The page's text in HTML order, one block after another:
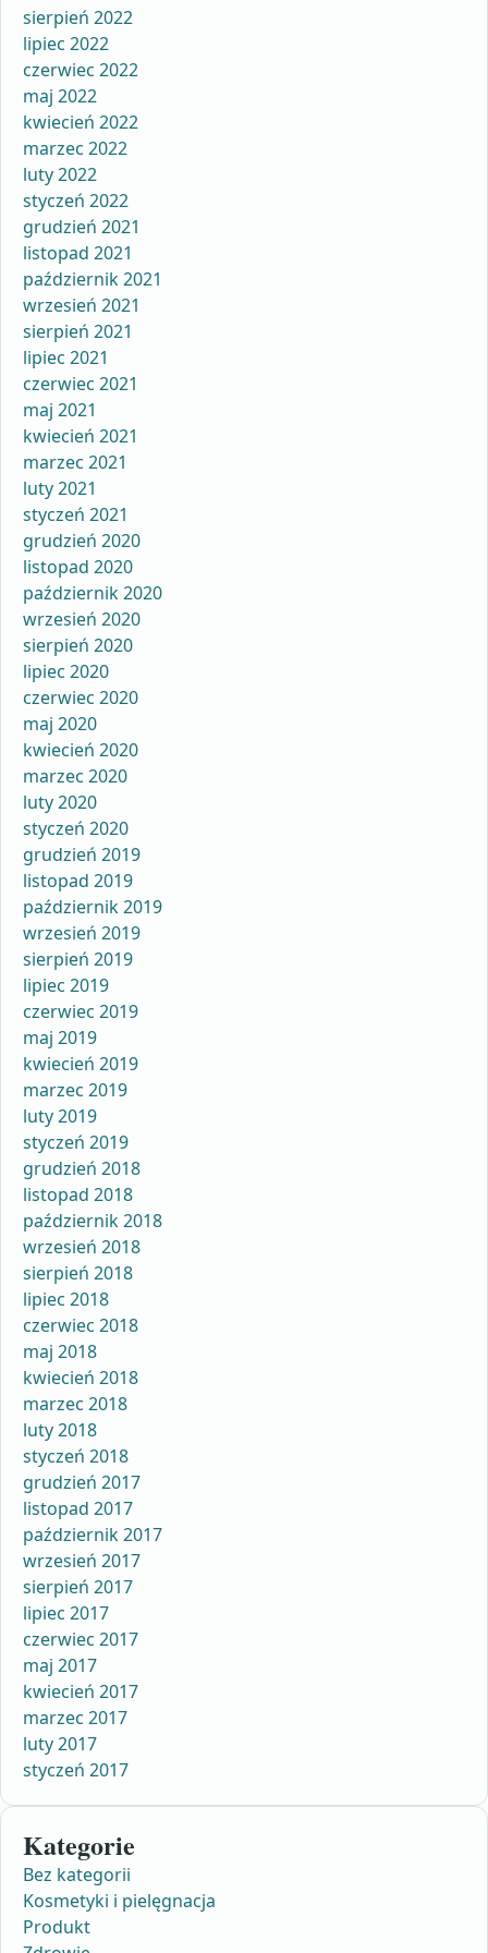
sierpień 2022
lipiec 2022
czerwiec 2022
maj 2022
kwiecień 2022
marzec 2022
luty 2022
styczeń 2022
grudzień 2021
listopad 2021
październik 2021
wrzesień 2021
sierpień 2021
lipiec 2021
czerwiec 2021
maj 2021
kwiecień 2021
marzec 2021
luty 2021
styczeń 2021
grudzień 2020
listopad 2020
październik 2020
wrzesień 2020
sierpień 2020
lipiec 2020
czerwiec 2020
maj 2020
kwiecień 2020
marzec 2020
luty 2020
styczeń 2020
grudzień 2019
listopad 2019
październik 2019
wrzesień 2019
sierpień 2019
lipiec 2019
czerwiec 2019
maj 2019
kwiecień 2019
marzec 2019
luty 2019
styczeń 2019
grudzień 2018
listopad 2018
październik 2018
wrzesień 2018
sierpień 2018
lipiec 2018
czerwiec 2018
maj 2018
kwiecień 2018
marzec 2018
luty 2018
styczeń 2018
grudzień 2017
listopad 2017
październik 2017
wrzesień 2017
sierpień 2017
lipiec 2017
czerwiec 2017
maj 2017
kwiecień 2017
marzec 2017
luty 2017
styczeń 2017
Kategorie
Bez kategorii
Kosmetyki i pielęgnacja
Produkt